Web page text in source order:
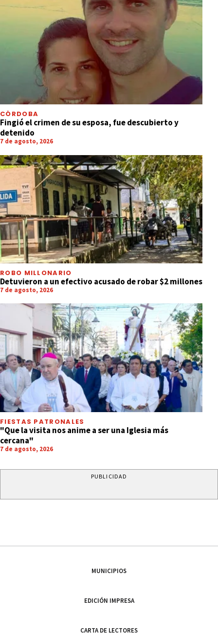
CÓRDOBA
Fingió el crimen de su esposa, fue descubierto y
detenido
7 de agosto, 2026
ROBO MILLONARIO
Detuvieron a un efectivo acusado de robar $2 millones
7 de agosto, 2026
FIESTAS PATRONALES
"Que la visita nos anime a ser una Iglesia más
cercana"
7 de agosto, 2026
PUBLICIDAD
MUNICIPIOS
EDICIÓN IMPRESA
CARTA DE LECTORES